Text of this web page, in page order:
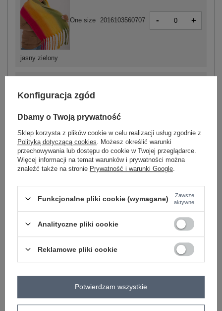
jasny zielony
One size 2016103560707 - +
fioletowy
One size 2016103560684
czerwony
ZALOGUJ SIĘ I ZOBACZ CENĘ
Konfiguracja zgód
Dbamy o Twoją prywatność
Sklep korzysta z plików cookie w celu realizacji usług zgodnie z
Polityką dotyczącą cookies . Możesz określić warunki
przechowywania lub dostępu do cookie w Twojej przeglądarce.
Więcej informacji na temat warunków i prywatności można
znaleźć także na stronie Prywatność i warunki Google
Funkcjonalne pliki cookie (wymagane)
Zawsze
aktywne
Analityczne pliki cookie
Reklamowe pliki cookie
Potwierdzam wszystkie